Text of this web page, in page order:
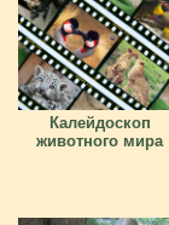
Калейдоскоп
животного мира